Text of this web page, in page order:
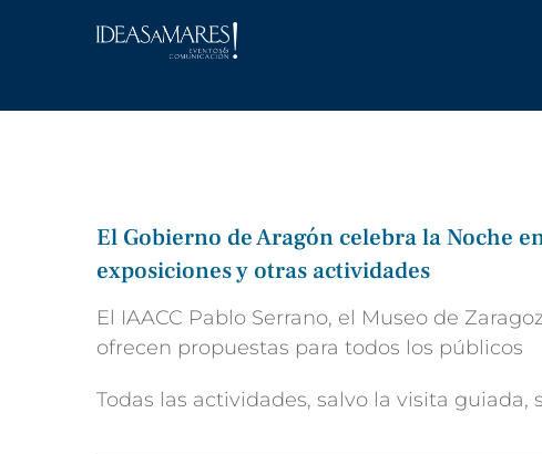
El Gobierno de Aragón celebra la Noche
exposiciones y otras actividades
El IAACC Pablo Serrano, el Museo de
ofrecen propuestas para todos los públicos
Todas las actividades, salvo la visita